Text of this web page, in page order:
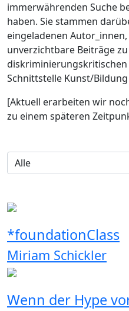
immerwährenden Suche
haben. Sie stammen
eingeladenen
unverzichtbare Beiträge zu
Schnittstelle Kunst/
[Aktuell erarbeiten wir
zu einem späteren
*foundationClass
Miriam Schickler
Wenn der Hype